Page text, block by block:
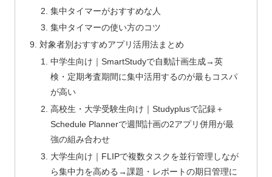
集中タイマーがおすすめな人
集中タイマーの使い方のコツ
対象者別おすすめアプリ活用法まとめ
中学生向け｜SmartStudyで自動計画生成→英
検・定期考査期間に集中活用するのが最もコスパ
が高い
高校生・大学受験生向け｜Studyplusで記録＋
Schedule Plannerで週間計画の2アプリ併用が最
強の組み合わせ
大学生向け｜FLIPで複数タスクを並行管理しなが
ら集中力を高める→課題・レポートの期日管理に